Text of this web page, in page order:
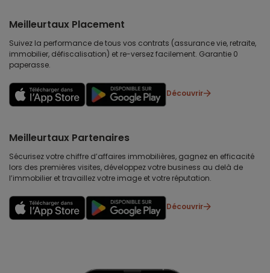
Meilleurtaux Placement
Suivez la performance de tous vos contrats (assurance vie, retraite,
immobilier, défiscalisation) et re-versez facilement. Garantie 0
paperasse.
Découvrir
Meilleurtaux Partenaires
Sécurisez votre chiffre d’affaires immobilières, gagnez en efficacité
lors des premières visites, développez votre business au delà de
l’immobilier et travaillez votre image et votre réputation.
Découvrir